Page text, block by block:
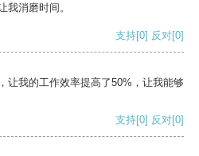
我消磨时间。
支持[0] 反对[0]
让我的工作效率提高了50%，让我能够
支持[0] 反对[0]